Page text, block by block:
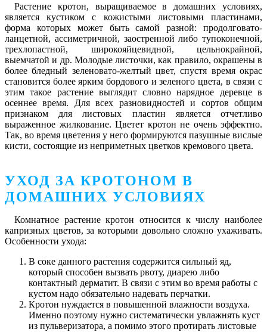
Растение кротон, выращиваемое в домашних условиях,
является кустиком с кожистыми листовыми пластинами,
форма которых может быть самой разной: продолговато-
ланцетной, ассиметричной, заостренной либо тупоконечной,
трехлопастной, широкояйцевидной, цельнокрайной,
выемчатой и др. Молодые листочки, как правило, окрашены в
более бледный зеленовато-желтый цвет, спустя время окрас
становится более ярким бордового и зеленого цвета, в связи с
этим такое растение выглядит словно нарядное деревце в
осеннее время. Для всех разновидностей и сортов общим
признаком для листовых пластин является отчетливо
выраженное жилкование. Цветет кротон не очень эффектно.
Так, во время цветения у него формируются пазушные вислые
кисти, состоящие из неприметных цветков кремового цвета.
УХОД ЗА КРОТОНОМ В
ДОМАШНИХ УСЛОВИЯХ
Комнатное растение кротон относится к числу наиболее
капризных цветов, за которыми довольно сложно ухаживать.
Особенности ухода:
В соке данного растения содержится сильный яд,
который способен вызвать рвоту, диарею либо
контактный дерматит. В связи с этим во время работы с
кустом надо обязательно надевать перчатки.
Кротон нуждается в повышенной влажности воздуха.
Именно поэтому нужно систематически увлажнять куст
из пульверизатора, а помимо этого протирать листовые